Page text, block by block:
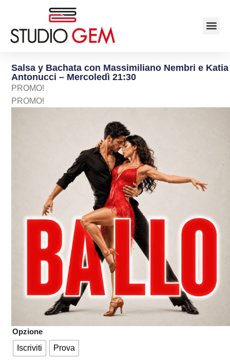
Salsa y Bachata con Massimiliano Nembri e Katia
Antonucci – Mercoledì 21:30
PROMO!
PROMO!
Opzione
Iscriviti
Prova